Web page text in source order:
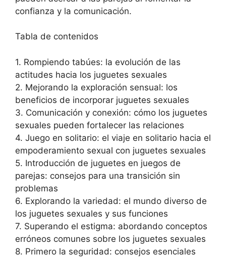
confianza y la comunicación.
Tabla de contenidos
1. Rompiendo tabúes: la evolución de las
actitudes hacia los juguetes sexuales
2. Mejorando la exploración sensual: los
beneficios de incorporar juguetes sexuales
3. Comunicación y conexión: cómo los juguetes
sexuales pueden fortalecer las relaciones
4. Juego en solitario: el viaje en solitario hacia el
empoderamiento sexual con juguetes sexuales
5. Introducción de juguetes en juegos de
parejas: consejos para una transición sin
problemas
6. Explorando la variedad: el mundo diverso de
los juguetes sexuales y sus funciones
7. Superando el estigma: abordando conceptos
erróneos comunes sobre los juguetes sexuales
8. Primero la seguridad: consejos esenciales